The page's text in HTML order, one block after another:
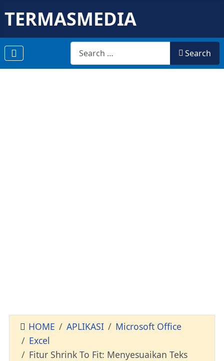
TERMASMEDIA
Search Search
HOME APLIKASI
Microsoft Office
Excel
Fitur Shrink To Fit: Menyesuaikan Teks